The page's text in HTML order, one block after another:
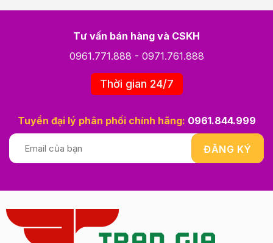
Tư vấn bán hàng và CSKH
0961.771.888 - 0971.761.888
Thời gian 24/7
Tuyển đại lý phân phối chính hãng: 0961.844.999